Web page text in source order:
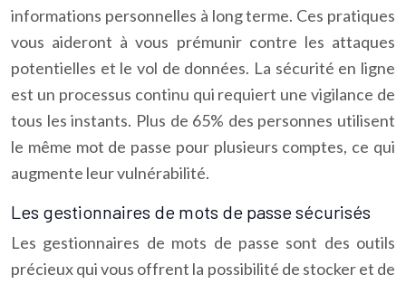
informations personnelles à long terme. Ces pratiques
vous aideront à vous prémunir contre les attaques
potentielles et le vol de données. La sécurité en ligne
est un processus continu qui requiert une vigilance de
tous les instants. Plus de 65% des personnes utilisent
le même mot de passe pour plusieurs comptes, ce qui
augmente leur vulnérabilité.
Les gestionnaires de mots de passe sécurisés
Les gestionnaires de mots de passe sont des outils
précieux qui vous offrent la possibilité de stocker et de